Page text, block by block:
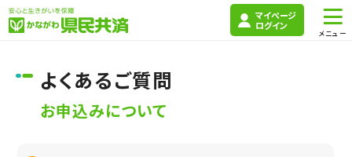
マイページ
ログイン
よくあるご質問
お申込みについて